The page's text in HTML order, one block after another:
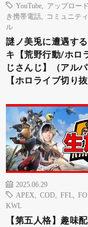
YouTube
アップロード
き携帯電話
コミュニティ
ル
謎ノ美兎に遭遇す
キ【荒野行動/ホロ
じさんじ】（アル
【ホロライブ切り
2025.06.29
APEX
COD FFL
KWL
【第五人格】趣味